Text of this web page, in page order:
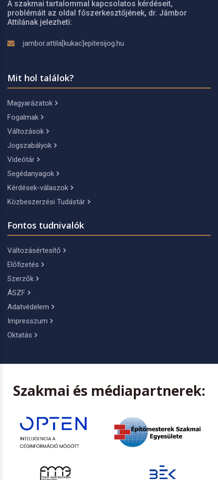
A szakmai tartalommal kapcsolatos kérdéseit,
problémáit az oldal főszerkesztőjének, dr. Jámbor
Attilának jelezheti:
jambor.attila[kukac]epitesijog.hu
Mit hol találok?
Magyarázatok
Fogalmak
Változások
Jogszabályok
Videótár
Segédanyagok
Kérdések-válaszok
Közbeszerzési Tudástár
Fontos tudnivalók
Változásértesítő
Előfizetés
Szerzők
ÁSZF
Adatvédelem
Impresszum
Oktatás
Szakmai és médiapartnerek: